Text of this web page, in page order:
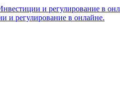
и регулирование в онлайне.